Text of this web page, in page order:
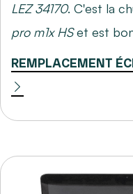
LEZ 34170. C'est la
pro m1x HSet est
REMPLACEMENT